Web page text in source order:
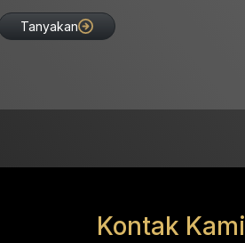
Tanyakan
Kontak Kami